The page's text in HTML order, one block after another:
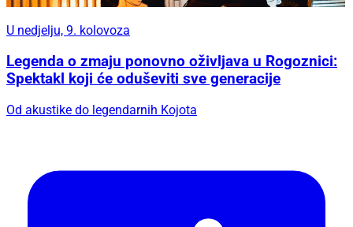
U nedjelju, 9. kolovoza
Legenda o zmaju ponovno oživljava u Rogoznici:
Spektakl koji će oduševiti sve generacije
Od akustike do legendarnih Kojota